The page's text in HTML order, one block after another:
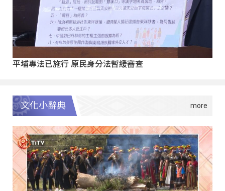
平埔專法已施行 原民身分法暫緩審查
文化小辭典